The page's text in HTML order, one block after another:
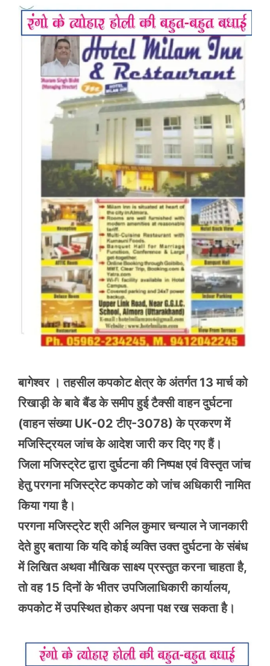
बागेश्वर । तहसील कपकोट क्षेत्र के अंतर्गत 13 मार्च को
रिखाड़ी के बावे बैंड के समीप हुई टैक्सी वाहन दुर्घटना
(वाहन संख्या UK-02 टीए-3078) के प्रकरण में
मजिस्ट्रियल जांच के आदेश जारी कर दिए गए हैं।
जिला मजिस्ट्रेट द्वारा दुर्घटना की निष्पक्ष एवं विस्तृत जांच
हेतु परगना मजिस्ट्रेट कपकोट को जांच अधिकारी नामित
किया गया है।
परगना मजिस्ट्रेट श्री अनिल कुमार चन्याल ने जानकारी
देते हुए बताया कि यदि कोई व्यक्ति उक्त दुर्घटना के संबंध
में लिखित अथवा मौखिक साक्ष्य प्रस्तुत करना चाहता है,
तो वह 15 दिनों के भीतर उपजिलाधिकारी कार्यालय,
कपकोट में उपस्थित होकर अपना पक्ष रख सकता है।